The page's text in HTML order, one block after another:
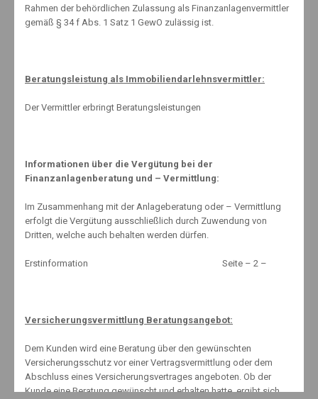
Wussten Sie eigentlich….
Tarifwechsel in der PKV
21. Februar 2014
www.schnell-mal-sparen.com (extern)
Impressum
Rahmen der behördlichen Zulassung als Finanzanlagenvermittler
gemäß § 34 f Abs. 1 Satz 1 GewO zulässig ist.
Beratungsleistung als Immobiliendarlehnsvermittler:
Der Vermittler erbringt Beratungsleistungen
Informationen über die Vergütung bei der
Finanzanlagenberatung und – Vermittlung:
Im Zusammenhang mit der Anlageberatung oder – Vermittlung
erfolgt die Vergütung ausschließlich durch Zuwendung von
Dritten, welche auch behalten werden dürfen.
Erstinformation Seite – 2 –
Versicherungsvermittlung Beratungsangebot:
Dem Kunden wird eine Beratung über den gewünschten
Versicherungsschutz vor einer Vertragsvermittlung oder dem
Abschluss eines Versicherungsvertrages angeboten. Ob der
Kunde eine Beratung gewünscht und erhalten hatte, ergibt sich